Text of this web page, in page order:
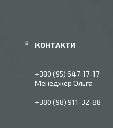
+380 (95) 647-17-17
Менеджер Ольга
+380 (98) 911-32-88